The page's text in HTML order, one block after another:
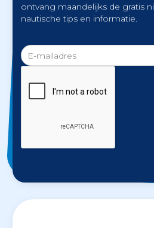
ontvang maandelijks de gratis
nautische tips en informatie.